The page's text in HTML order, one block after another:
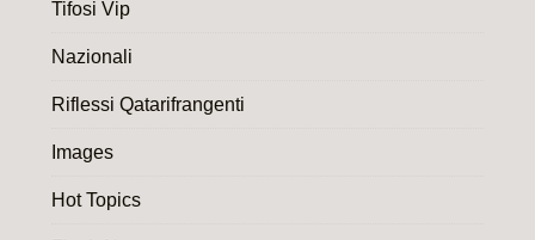
Tifosi Vip
Nazionali
Riflessi Qatarifrangenti
Images
Hot Topics